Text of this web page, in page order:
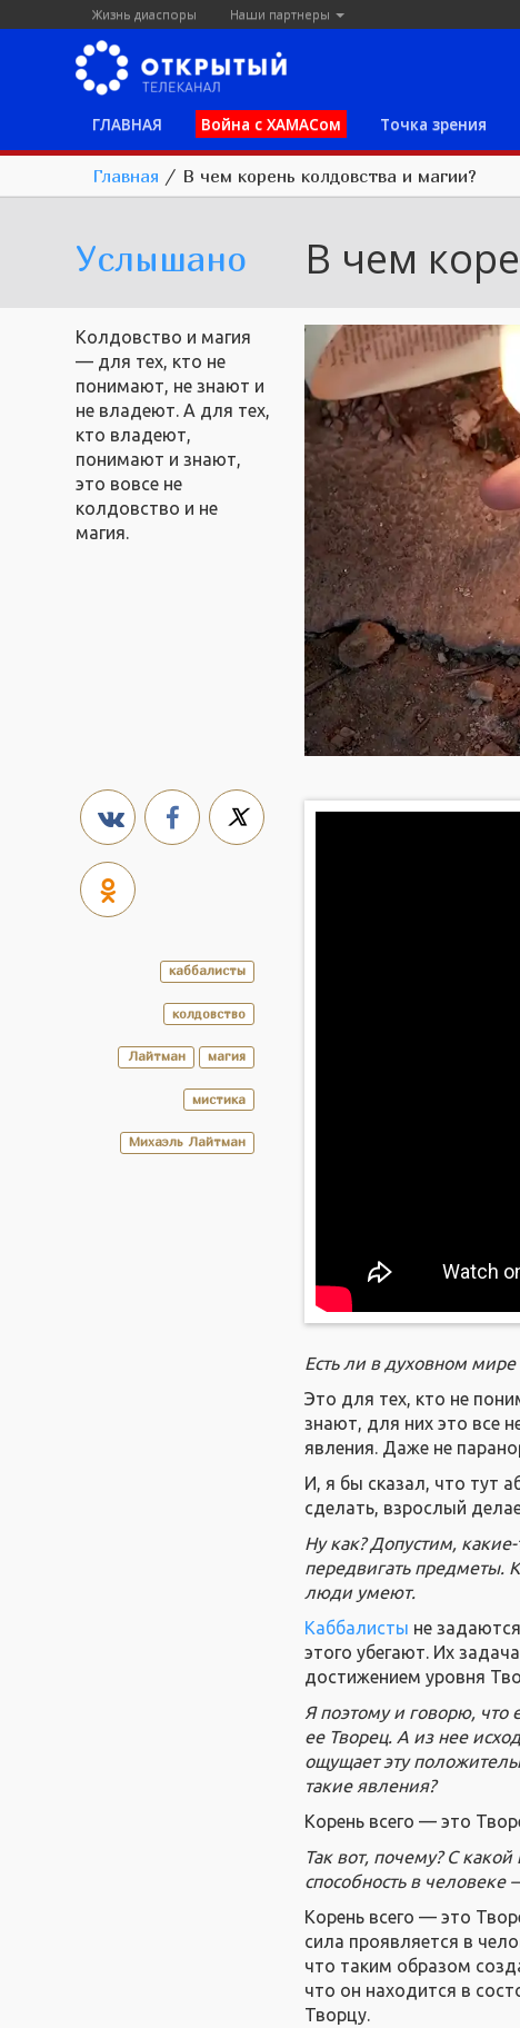
Жизнь диаспоры Наши партнеры
ГЛАВНАЯ Война с ХАМАСом Точка зрения
Главная / В чем корень колдовства и магии?
Услышано В чем
Колдовство и магия
— для тех, кто не
понимают, не знают и
не владеют. А для тех,
кто владеют,
понимают и знают,
это вовсе не
колдовство и не
магия.
каббалисты
колдовство
Лайтман магия
мистика
Михаэль Лайтман
Есть ли в духовном
Это для тех, кто не
знают, для них это все
явления. Даже не
И, я бы сказал, что тут
сделать, взрослый
Ну как? Допустим,
передвигать предметы.
люди умеют.
Каббалисты не
этого убегают. Их
достижением уровня
Я поэтому и говорю, что
ее Творец. А из нее
ощущает эту
такие явления?
Корень всего — это
Так вот, почему? С
способность в человеке
Корень всего — это
сила проявляется в
что таким образом
что он находится в
Творцу.